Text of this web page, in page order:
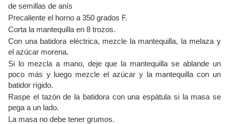
de semillas de anís
Precaliente el horno a 350 grados F.
Corta la mantequilla en 8 trozos.
Con una batidora eléctrica, mezcle la mantequilla, la melaza y
el azúcar morena.
Si lo mezcla a mano, deje que la mantequilla se ablande un
poco más y luego mezcle el azúcar y la mantequilla con un
batidor rígido.
Raspe el tazón de la batidora con una espátula si la masa se
pega a un lado.
La masa no debe tener grumos.